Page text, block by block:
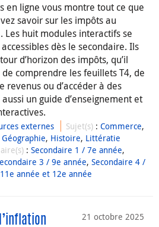
en ligne vous montre tout ce que
savoir sur les impôts au
Les huit modules interactifs se
dès le secondaire. Ils
d’horizon des impôts, qu’il
de comprendre les feuillets T4, de
ou d’accéder à des
un guide d’enseignement et
externes Sujet(s) :Commerce,
Géographie, Histoire, Littératie
:Secondaire 1 / 7e année,
3 / 9e année, Secondaire 4 /
année et 12e année
21 octobre 2025